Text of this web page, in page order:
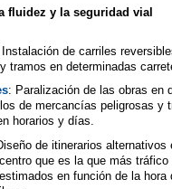
fluidez y la seguridad vial
Instalación de carriles
tramos en determinadas
: Paralización de las obras en
de mercancías peligrosas y
horarios y días.
de itinerarios
que es la que más
en función de la